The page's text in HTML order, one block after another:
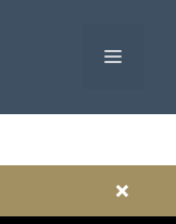
MENÜ
×